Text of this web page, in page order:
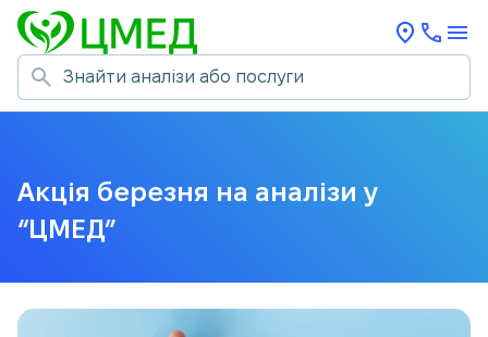
Акція березня на аналізи у
“ЦМЕД”